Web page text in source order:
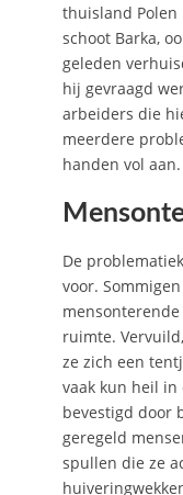
thuisland
schoot Barka,
geleden
hij gevraagd
arbeiders die
meerdere
handen vol aan.
De
voor.
ruimte.
ze zich een
vaak kun heil in
bevestigd door
geregeld
spullen die ze